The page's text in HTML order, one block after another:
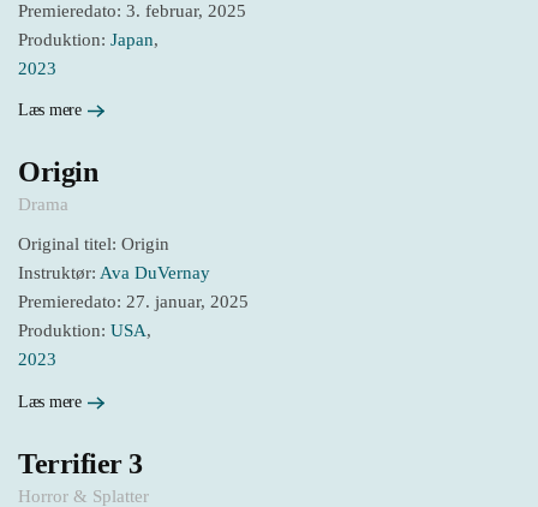
Premieredato: 3. februar, 2025
Produktion: Japan,
2023
Læs mere
Origin
Drama
Original titel: Origin
Instruktør: Ava DuVernay
Premieredato: 27. januar, 2025
Produktion: USA,
2023
Læs mere
Terrifier 3
Horror & Splatter